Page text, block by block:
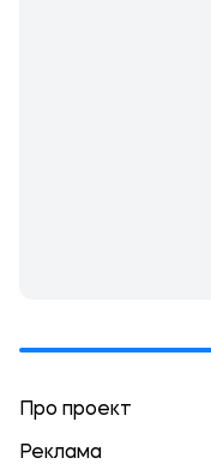
Про проект
Реклама